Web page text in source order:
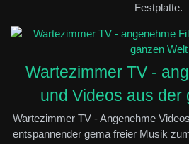
Festplatte.
Wartezimmer TV -
und Videos aus der
Wartezimmer TV - Angenehme
entspannender gema freier Musik